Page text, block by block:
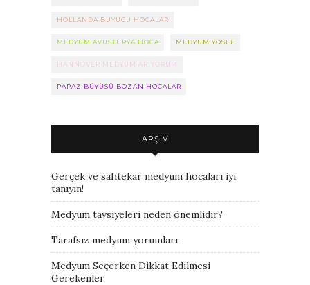
HOLLANDA BÜYÜCÜ HOCALAR
MEDYUM AVUSTURYA HOCA MEDYUM YOSEF
HANNOVER MEDYUM ARIYORUM
PAPAZ BÜYÜSÜ BOZAN HOCALAR
ARŞIV
Gerçek ve sahtekar medyum hocaları iyi
tanıyın!
Medyum tavsiyeleri neden önemlidir?
Tarafsız medyum yorumları
Medyum Seçerken Dikkat Edilmesi
Gerekenler